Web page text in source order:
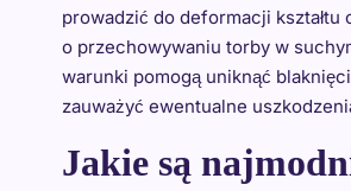
prowadzić do deformacji
o przechowywaniu torby w
warunki pomogą uniknąć
zauważyć ewentualne
Jakie są